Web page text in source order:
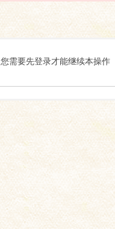
您需要先登录才能继续本操作